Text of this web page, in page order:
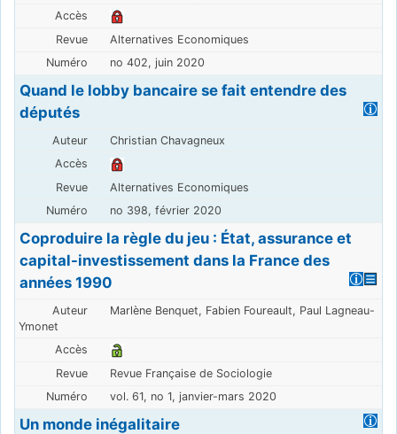
Alternatives Economiques
no 402, juin 2020
Quand le lobby bancaire se fait entendre des
députés
Christian Chavagneux
Alternatives Economiques
no 398, février 2020
Coproduire la règle du jeu : État, assurance et
capital-investissement dans la France des
années 1990
Marlène Benquet, Fabien Foureault, Paul Lagneau-
Ymonet
Revue Française de Sociologie
vol. 61, no 1, janvier-mars 2020
Un monde inégalitaire